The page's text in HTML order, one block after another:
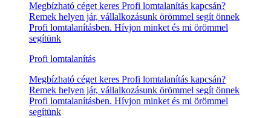
Megbízható céget keres Profi lomtalanítás kapcsán?
Remek helyen jár, vállalkozásunk örömmel segít önnek
Profi lomtalanításben. Hívjon minket és mi örömmel
segítünk
Profi lomtalanítás
Megbízható céget keres Profi lomtalanítás kapcsán?
Remek helyen jár, vállalkozásunk örömmel segít önnek
Profi lomtalanításben. Hívjon minket és mi örömmel
segítünk